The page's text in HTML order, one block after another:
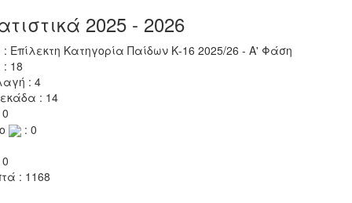
2025 - 2026
: Επίλεκτη Κατηγορία Παίδων Κ-16 2025/26 - Α' Φάση
18
: 4
: 14
: 0
: 1168